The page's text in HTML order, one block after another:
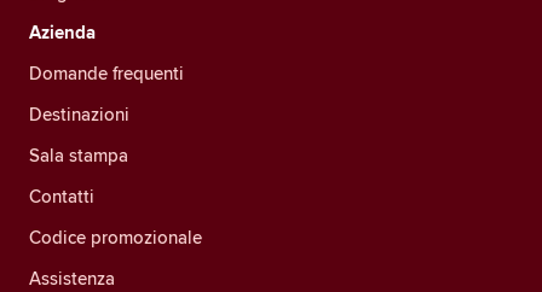
Azienda
Domande frequenti
Destinazioni
Sala stampa
Contatti
Codice promozionale
Assistenza